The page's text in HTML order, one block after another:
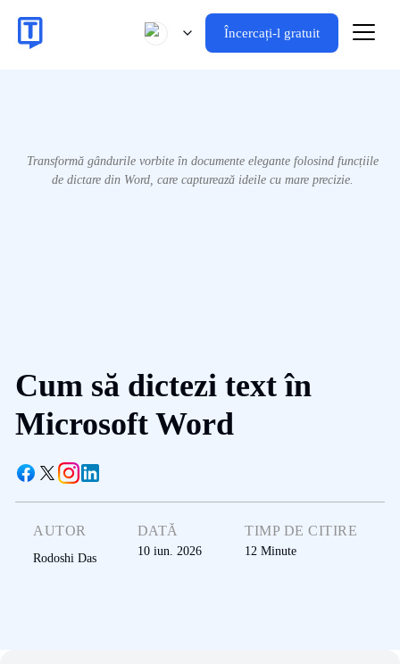
Încercați-l gratuit
Transformă gândurile vorbite în documente elegante folosind funcțiile
de dictare din Word, care capturează ideile cu mare precizie.
Cum să dictezi text în
Microsoft Word
AUTOR
Rodoshi Das
DATĂ
10 iun. 2026
TIMP DE CITIRE
12 Minute